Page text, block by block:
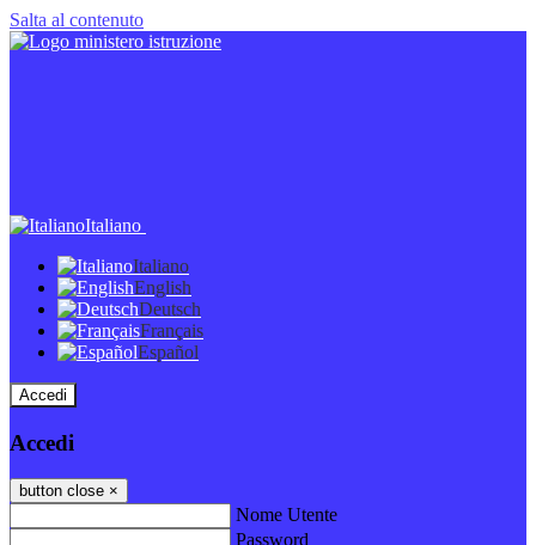
Salta al contenuto
Italiano
Italiano
English
Deutsch
Français
Español
Accedi
Accedi
button close ×
Nome Utente
Password